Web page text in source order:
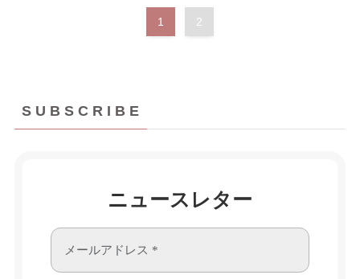
1 2
S U B S C R I B E
ニュースレター